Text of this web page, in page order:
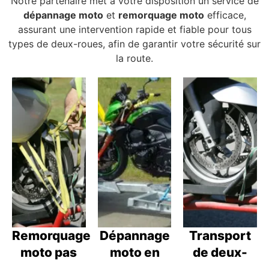
dépannage motoet remorquage motoefficace,
assurant une intervention rapide et fiable pour tous
types de deux-roues, afin de garantir votre sécurité sur
la route.
Remorquage
moto pas
Dépannage
moto en
Transport
de deux-